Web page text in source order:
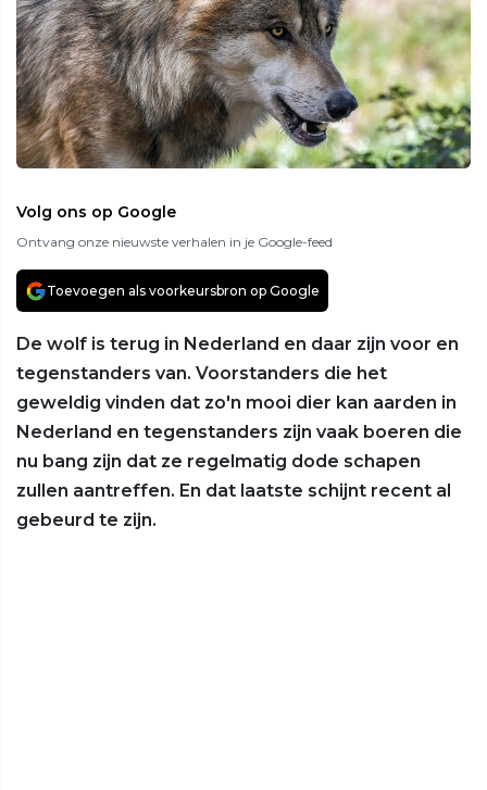
Volg ons op Google
Ontvang onze nieuwste verhalen in je Google-feed
Toevoegen als voorkeursbron op Google
De wolf is terug in Nederland en daar zijn voor en
tegenstanders van. Voorstanders die het
geweldig vinden dat zo'n mooi dier kan aarden in
Nederland en tegenstanders zijn vaak boeren die
nu bang zijn dat ze regelmatig dode schapen
zullen aantreffen. En dat laatste schijnt recent al
gebeurd te zijn.